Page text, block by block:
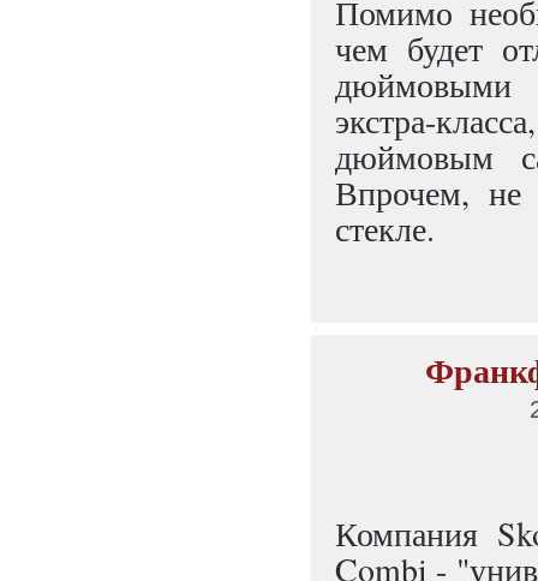
Помимо
чем будет
дюймовыми
экстра-
дюймовым
Впрочем, не
стекле.
Компания
Combi -